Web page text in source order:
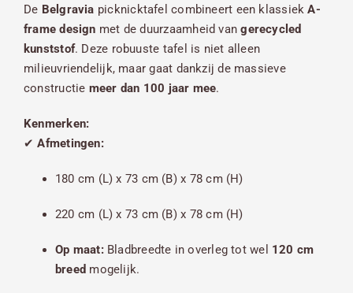
De Belgravia picknicktafel combineert een klassiekA-
frame design met de duurzaamheid vangerecycled
kunststof. Deze robuuste tafel is niet alleen
milieuvriendelijk, maar gaat dankzij de massieve
constructie meer dan 100 jaar mee.
Kenmerken:
✔Afmetingen:
180 cm (L) x 73 cm (B) x 78 cm (H)
220 cm (L) x 73 cm (B) x 78 cm (H)
Op maat:Bladbreedte in overleg tot wel 120 cm
breed mogelijk.